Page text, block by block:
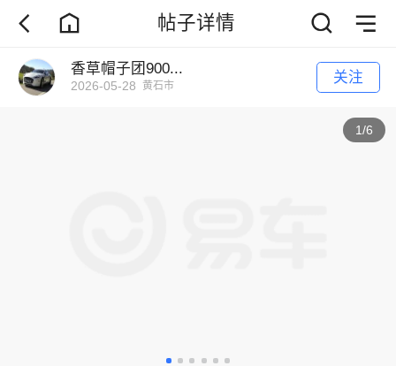
帖子详情
香草帽子团900...
2026-05-28 黄石市 关注
1/6